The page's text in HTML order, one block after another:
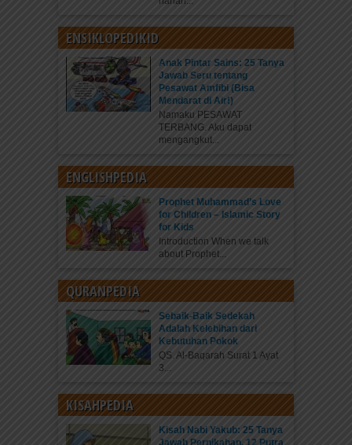
ENSIKLOPEDIKID
Anak Pintar Sains: 25 Tanya
Jawab Seru tentang
Pesawat Amfibi (Bisa
Mendarat di Air!)
Namaku PESAWAT
TERBANG. Aku dapat
mengangkut...
ENGLISHPEDIA
Prophet Muhammad’s Love
for Children – Islamic Story
for Kids
Introduction When we talk
about Prophet...
QURANPEDIA
Sebaik-Baik Sedekah
Adalah Kelebihan dari
Kebutuhan Pokok
QS. Al-Baqarah Surat 1 Ayat
3...
KISAHPEDIA
Kisah Nabi Yakub: 25 Tanya
Jawab Pernikahan, 12 Putra